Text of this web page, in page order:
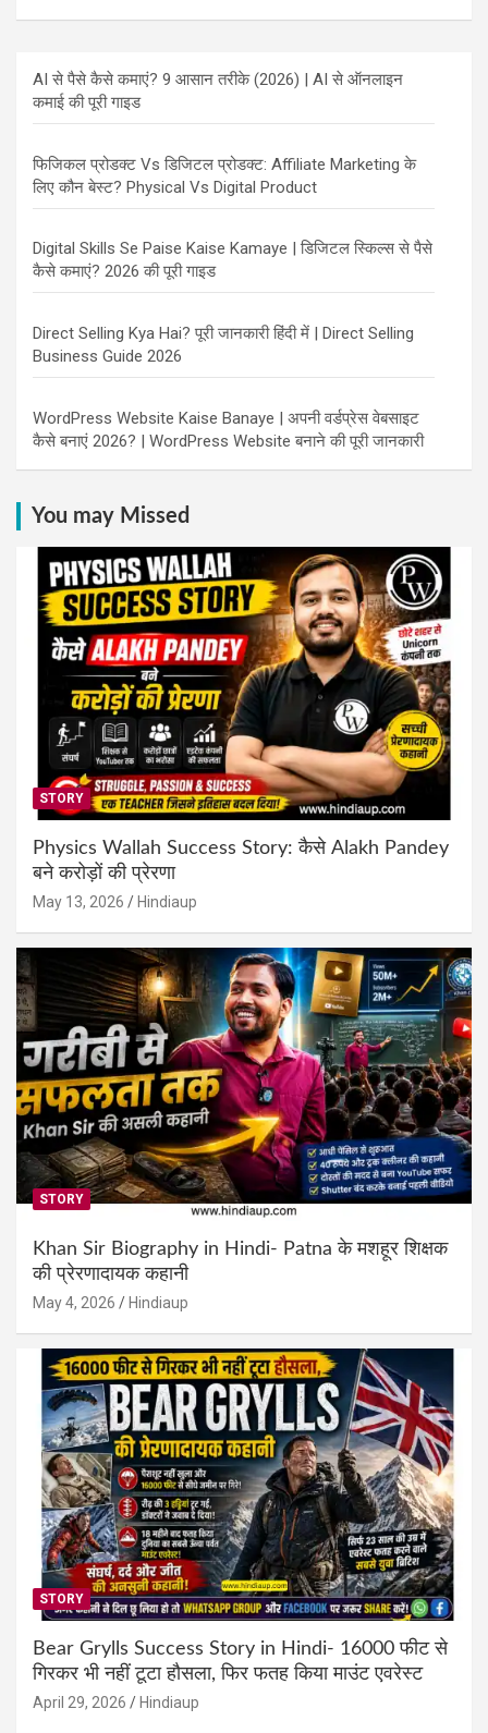
AI से पैसे कैसे कमाएं? 9 आसान तरीके (2026) | AI से ऑनलाइन
कमाई की पूरी गाइड
फिजिकल प्रोडक्ट Vs डिजिटल प्रोडक्ट: Affiliate Marketing के
लिए कौन बेस्ट? Physical Vs Digital Product
Digital Skills Se Paise Kaise Kamaye | डिजिटल स्किल्स से पैसे
कैसे कमाएं? 2026 की पूरी गाइड
Direct Selling Kya Hai? पूरी जानकारी हिंदी में | Direct Selling
Business Guide 2026
WordPress Website Kaise Banaye | अपनी वर्डप्रेस वेबसाइट
कैसे बनाएं 2026? | WordPress Website बनाने की पूरी जानकारी
You may Missed
STORY
Physics Wallah Success Story: कैसे Alakh Pandey
बने करोड़ों की प्रेरणा
May 13, 2026 Hindiaup
STORY
Khan Sir Biography in Hindi- Patna के मशहूर शिक्षक
की प्रेरणादायक कहानी
May 4, 2026 Hindiaup
STORY
Bear Grylls Success Story in Hindi- 16000 फीट से
गिरकर भी नहीं टूटा हौसला, फिर फतह किया माउंट एवरेस्ट
April 29, 2026 Hindiaup